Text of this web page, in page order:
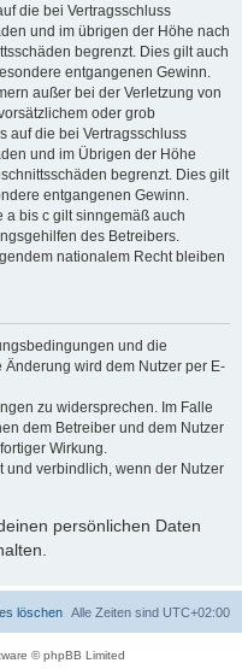
die bei Vertragsschluss
und im übrigen der Höhe nach
begrenzt. Dies gilt auch
entgangenen Gewinn.
außer bei der Verletzung von
oder grob
auf die bei Vertragsschluss
und im Übrigen der Höhe
begrenzt. Dies gilt
entgangenen Gewinn.
a bis c gilt sinngemäß auch
des Betreibers.
nationalem Recht bleiben
und die
wird dem Nutzer per E-
zu widersprechen. Im Falle
dem Betreiber und dem Nutzer
Wirkung.
und verbindlich, wenn der Nutzer
persönlichen Daten
Alle Zeiten sind UTC+02:00
löschen
© phpBB Limited